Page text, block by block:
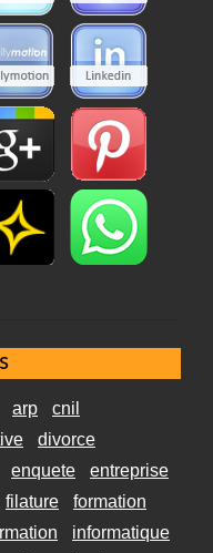
arp
cnil
divorce
enquete
entreprise
filature
formation
informatique